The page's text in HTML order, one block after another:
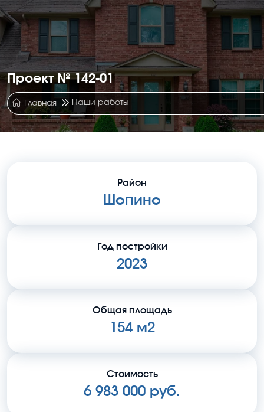
Проект № 142-01
Главная Наши работы
Район
Шопино
Год постройки
2023
Общая площадь
154 м2
Стоимость
6 983 000 руб.